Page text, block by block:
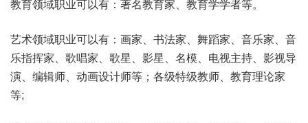
教育领域职业可以有：著名教育家、教育学学者等。
艺术领域职业可以有：画家、书法家、舞蹈家、音乐家、音
乐指挥家、歌唱家、歌星、影星、名模、电视主持、影视导
演、编辑师、动画设计师等；各级特级教师、教育理论家
等;